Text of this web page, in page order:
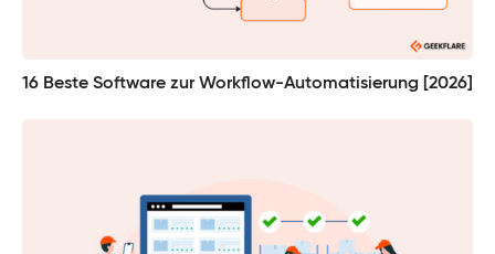
16 Beste Software zur Workflow-Automatisierung [2026]